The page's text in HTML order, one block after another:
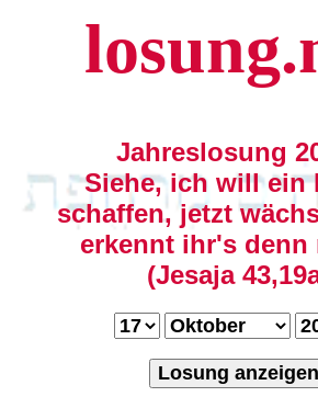
Jahreslosung
Siehe, ich will ein
schaffen, jetzt
erkennt ihr's denn
(Jesaja
Losung anzeigen